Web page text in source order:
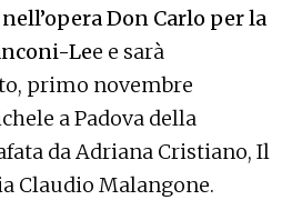
Don Carlo per la
Lee e sarà
primo novembre
a Padova della
da Adriana Cristiano, Il
Claudio Malangone.